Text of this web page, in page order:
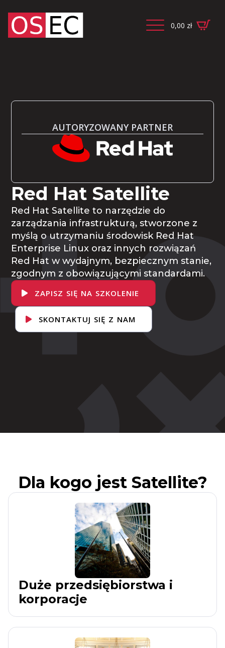
0,00 zł
AUTORYZOWANY PARTNER
Red Hat Satellite
Red Hat Satellite to narzędzie do
zarządzania infrastrukturą, stworzone z
myślą o utrzymaniu środowisk Red Hat
Enterprise Linux oraz innych rozwiązań
Red Hat w wydajnym, bezpiecznym stanie,
zgodnym z obowiązującymi standardami.
ZAPISZ SIĘ NA SZKOLENIE
SKONTAKTUJ SIĘ Z NAM
Dla kogo jest Satellite?
Duże przedsiębiorstwa i
korporacje